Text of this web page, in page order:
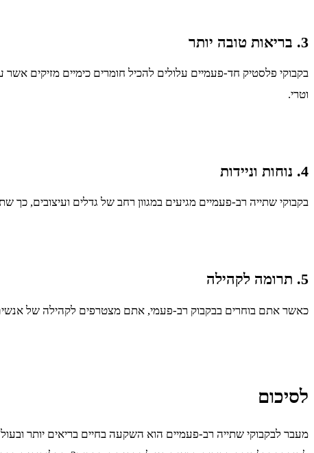
3. בריאות טובה יותר
בקבוקי פלסטיק חד-פעמיים עלולים להכיל חומרים כימיים מזיקים
וטרי.
4. נוחות וניידות
בקבוקי שתייה רב-פעמיים מגיעים במגוון רחב של גדלים ועיצובים,
5. תרומה לקהילה
כאשר אתם בוחרים בבקבוק רב-פעמי, אתם מצטרפים לקהילה של
לסיכום
מעבר לבקבוקי שתייה רב-פעמיים הוא השקעה בחיים בריאים יותר